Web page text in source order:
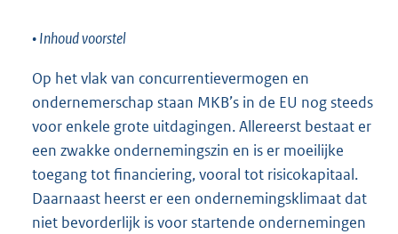
• Inhoud voorstel
Op het vlak van concurrentievermogen en
ondernemerschap staan MKB’s in de EU nog steeds
voor enkele grote uitdagingen. Allereerst bestaat er
een zwakke ondernemingszin en is er moeilijke
toegang tot financiering, vooral tot risicokapitaal.
Daarnaast heerst er een ondernemingsklimaat dat
niet bevorderlijk is voor startende ondernemingen